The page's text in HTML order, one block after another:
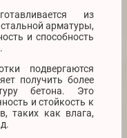
из
арматуры,
и способность
подвергаются
получить более
бетона. Это
и стойкость к
таких как влага,